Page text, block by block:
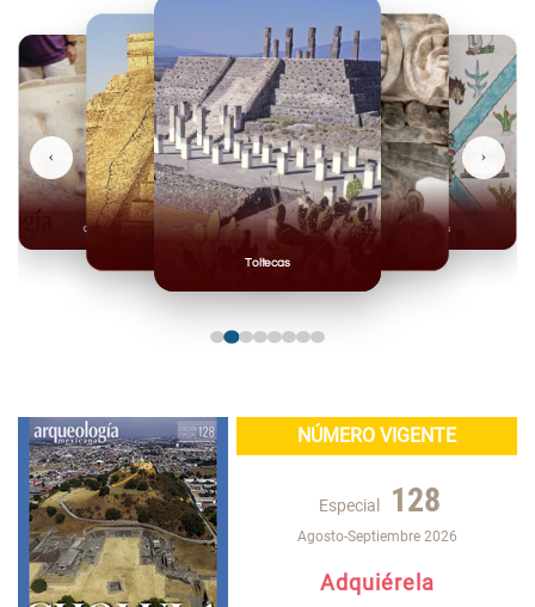
Toltecas
Mexicas
Olmecas
‹ ›
NÚMERO VIGENTE
Especial 128
Agosto-Septiembre 2026
Adquiérela